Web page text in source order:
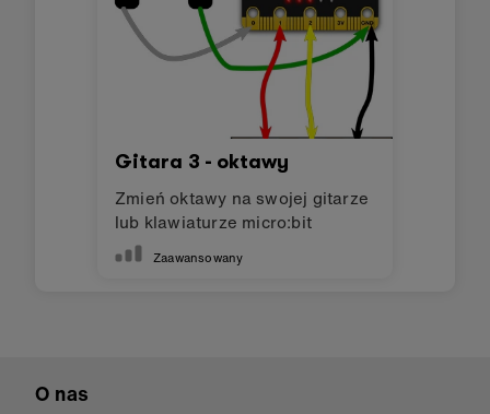
Gitara 3 - oktawy
Zmień oktawy na swojej gitarze
lub klawiaturze micro:bit
Zaawansowany
O nas